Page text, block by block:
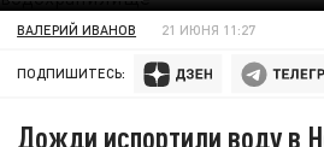
ВАЛЕРИЙ ИВАНОВ 21 ИЮНЯ 11:27
ПОДПИШИТЕСЬ:
Дожди испортили воду в